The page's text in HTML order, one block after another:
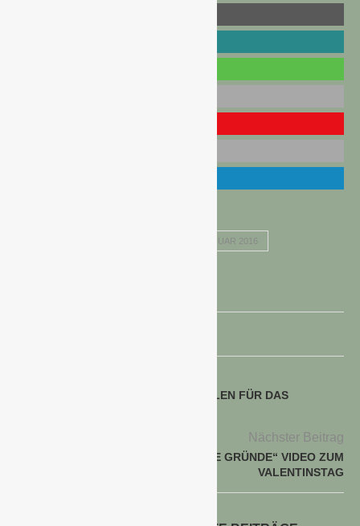
INFLATIONSRATE JANUAR 2016
IVG MEDIENTAG 2016: REKORDZAHLEN FÜR DAS
Nächster Beitrag
„BLUMEN – 1000 GUTE GRÜNDE“ VIDEO ZUM
VALENTINSTAG